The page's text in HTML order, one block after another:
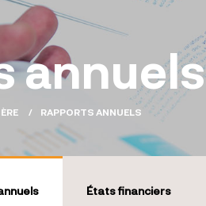
annuels
RAPPORTS ANNUELS
États financiers